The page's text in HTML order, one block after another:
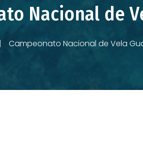
Nacional de
Campeonato Nacional de Vela